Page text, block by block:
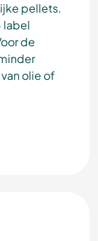
pellets.
label
de
olie of